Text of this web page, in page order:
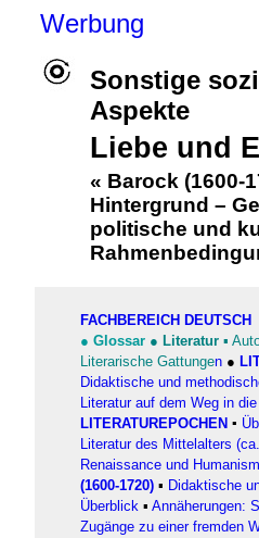
Werbung
Sonstige
Aspekte
Liebe und
« Barock (1600-
Hintergrund –
politische und
FACHBEREICH DEUTSCH
● Glossar ● Literatur ▪
Literarische Gattungen ●
Didaktische und
Literatur auf dem Weg in
LITERATUREPOCHEN ▪
Literatur des Mittelalters
Renaissance und
(1600-1720) ▪ Didaktische
Überblick ▪ Annäherungen:
Zugänge zu einer fremden